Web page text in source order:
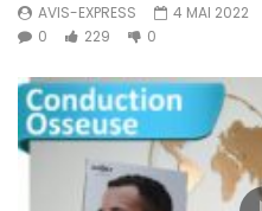
AVIS-EXPRESS
4 MAI 2022
0
229 0